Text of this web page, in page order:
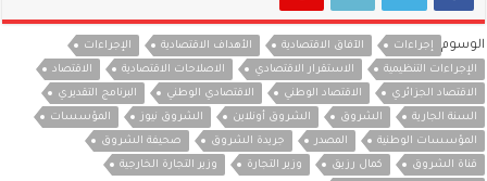
الوسوم إجراءات الآفاق الاقتصادية الأهداف الاقتصادية
الإجراءات
الإجراءات التنظيمية
الاستقرار الاقتصادي الاصلاحات الاقتصادية
الاقتصاد
الاقتصاد الجزائري
الاقتصاد الوطني الاقتصادي الوطني
البرنامج التقديري
السنة الجارية
الشروق الشروق أونلاين الشروق نيوز
المؤسسات
المؤسسات الوطنية
المصدر جريدة الشروق
صحيفة الشروق
قناة الشروق
كمال رزيق وزير التجارة
وزير التجارة الخارجية